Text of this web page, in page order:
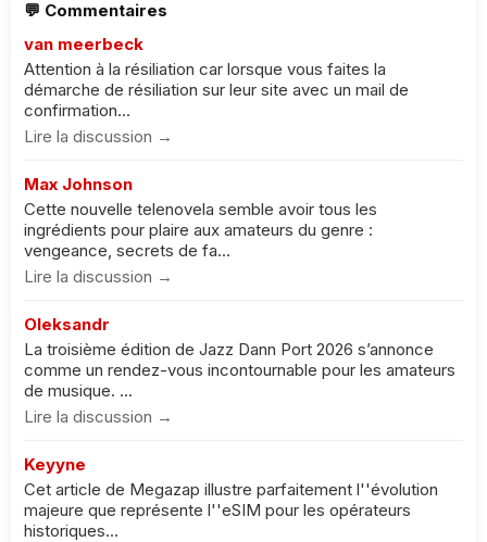
💬 Commentaires
van meerbeck
Attention à la résiliation car lorsque vous faites la
démarche de résiliation sur leur site avec un mail de
confirmation...
Lire la discussion →
Max Johnson
Cette nouvelle telenovela semble avoir tous les
ingrédients pour plaire aux amateurs du genre :
vengeance, secrets de fa...
Lire la discussion →
Oleksandr
La troisième édition de Jazz Dann Port 2026 s’annonce
comme un rendez-vous incontournable pour les amateurs
de musique. ...
Lire la discussion →
Keyyne
Cet article de Megazap illustre parfaitement l''évolution
majeure que représente l''eSIM pour les opérateurs
historiques...